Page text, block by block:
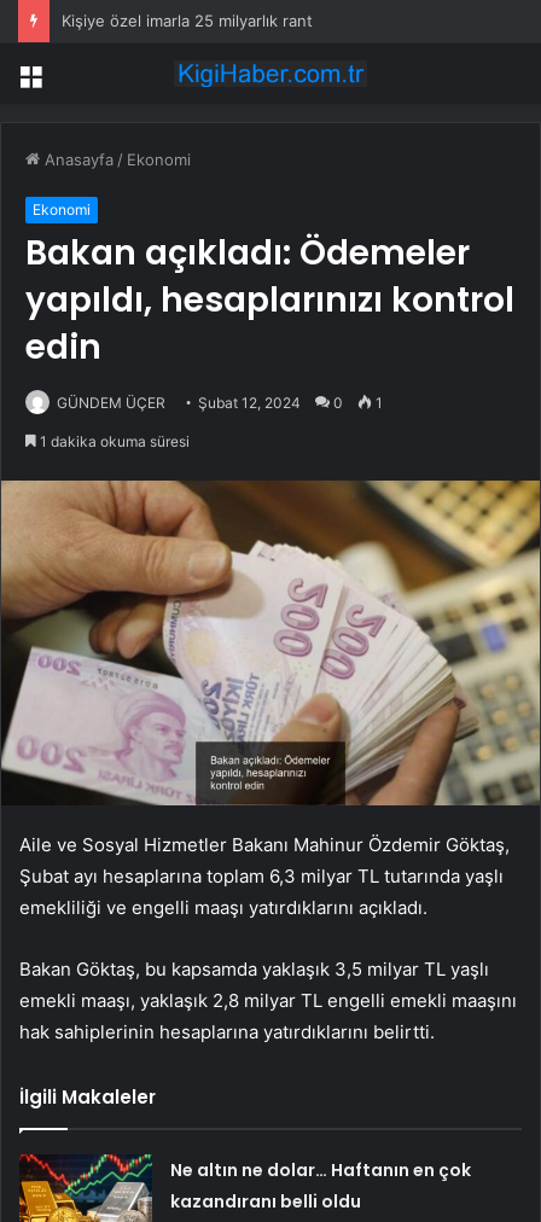
Kişiye özel imarla 25 milyarlık rant
Menü
Anasayfa / Ekonomi
Ekonomi
Bakan açıkladı: Ödemeler
yapıldı, hesaplarınızı kontrol
edin
GÜNDEM ÜÇER Şubat 12, 2024 0 1
1 dakika okuma süresi
Aile ve Sosyal Hizmetler Bakanı Mahinur Özdemir Göktaş,
Şubat ayı hesaplarına toplam 6,3 milyar TL tutarında yaşlı
emekliliği ve engelli maaşı yatırdıklarını açıkladı.
Bakan Göktaş, bu kapsamda yaklaşık 3,5 milyar TL yaşlı
emekli maaşı, yaklaşık 2,8 milyar TL engelli emekli maaşını
hak sahiplerinin hesaplarına yatırdıklarını belirtti.
İlgili Makaleler
Ne altın ne dolar… Haftanın en çok
kazandıranı belli oldu